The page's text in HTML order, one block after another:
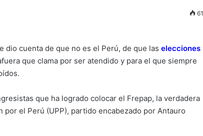
61
dio cuenta de que no es el Perú, de que las elecciones
que clama por ser atendido y para el que siempre
que ha logrado colocar el Frepap, la verdadera
el Perú (UPP), partido encabezado por Antauro